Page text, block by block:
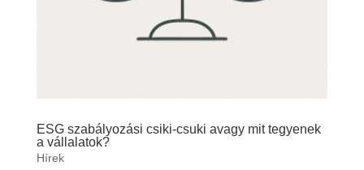
ESG szabályozási csiki-csuki avagy mit tegyenek
a vállalatok?
Hírek